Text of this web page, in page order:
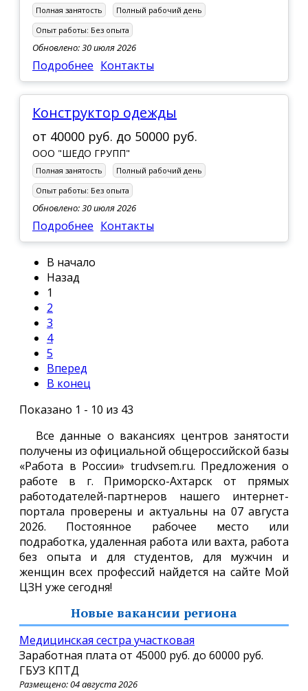
Полная занятость
Полный рабочий день
Опыт работы: Без опыта
Обновлено: 30 июля 2026
Подробнее Контакты
Конструктор одежды
от 40000 руб. до 50000 руб.
ООО "ШЕДО ГРУПП"
Полная занятость
Полный рабочий день
Опыт работы: Без опыта
Обновлено: 30 июля 2026
Подробнее Контакты
В начало
Назад
1
2
3
4
5
Вперед
В конец
Показано 1 - 10 из 43
Все данные о вакансиях центров занятости
получены из официальной общероссийской базы
«Работа в России» trudvsem.ru. Предложения о
работе в г. Приморско-Ахтарск от прямых
работодателей-партнеров нашего интернет-
портала проверены и актуальны на 07 августа
2026. Постоянное рабочее место или
подработка, удаленная работа или вахта, работа
без опыта и для студентов, для мужчин и
женщин всех профессий найдется на сайте Мой
ЦЗН уже сегодня!
Новые вакансии региона
Медицинская сестра участковая
Заработная плата от 45000 руб. до 60000 руб.
ГБУЗ КПТД
Размещено: 04 августа 2026